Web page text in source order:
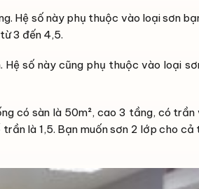
Hệ số này phụ thuộc vào loại sơn
3 đến 4,5.
Hệ số này cũng phụ thuộc vào loại
có sàn là 50m², cao 3 tầng, có trần
là 1,5. Bạn muốn sơn 2 lớp cho cả